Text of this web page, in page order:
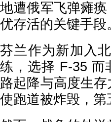
地遭俄军飞弹瘫
优存活的关键手段
芬兰作为新加入
练，选择 F-35 而
路起降与高度生
使跑道被炸毁，